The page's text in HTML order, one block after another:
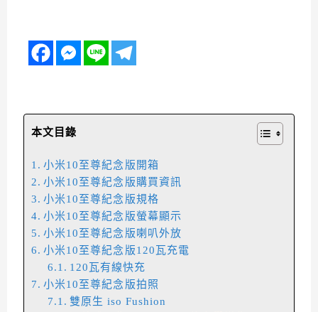
本文目錄
小米10至尊紀念版開箱
小米10至尊紀念版購買資訊
小米10至尊紀念版規格
小米10至尊紀念版螢幕顯示
小米10至尊紀念版喇叭外放
小米10至尊紀念版120瓦充電
120瓦有線快充
小米10至尊紀念版拍照
雙原生 iso Fushion